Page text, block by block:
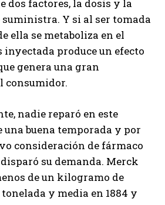
dos factores, la dosis y la
suministra. Y si al ser tomada
ella se metaboliza en el
inyectada produce un efecto
genera una gran
consumidor.
nadie reparó en este
buena temporada y por
consideración de fármaco
su demanda. Merck
de un kilogramo de
tonelada y media en 1884 y